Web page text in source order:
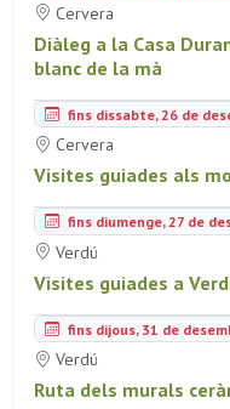
Cervera
Diàleg a la Casa
blanc de la mà
fins dissabte, 26 de
Cervera
Visites guiades als
fins diumenge, 27 de
Verdú
Visites guiades a
fins dijous, 31 de
Verdú
Ruta dels murals